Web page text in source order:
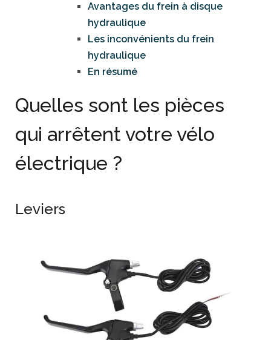
Avantages du frein à disque
hydraulique
Les inconvénients du frein
hydraulique
En résumé
Quelles sont les pièces
qui arrêtent votre vélo
électrique ?
Leviers